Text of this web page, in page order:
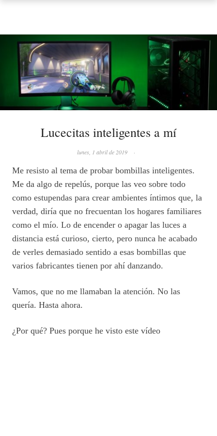
Lucecitas inteligentes a mí
lunes, 1 abril de 2019 ·
Me resisto al tema de probar bombillas inteligentes.
Me da algo de repelús, porque las veo sobre todo
como estupendas para crear ambientes íntimos que, la
verdad, diría que no frecuentan los hogares familiares
como el mío. Lo de encender o apagar las luces a
distancia está curioso, cierto, pero nunca he acabado
de verles demasiado sentido a esas bombillas que
varios fabricantes tienen por ahí danzando.
Vamos, que no me llamaban la atención. No las
quería. Hasta ahora.
¿Por qué? Pues porque he visto este vídeo